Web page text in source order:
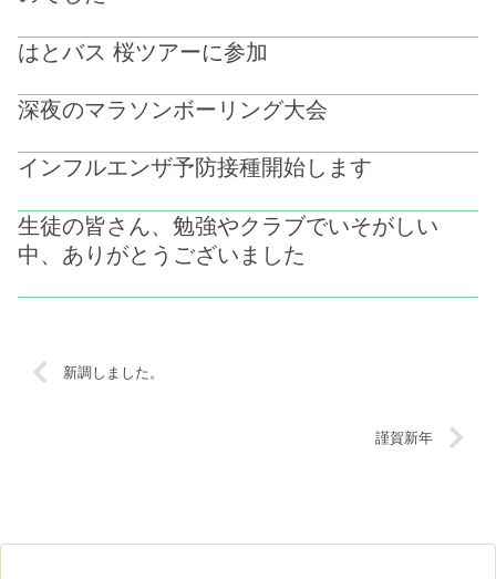
はとバス 桜ツアーに参加
深夜のマラソンボーリング大会
インフルエンザ予防接種開始します
生徒の皆さん、勉強やクラブでいそがしい
中、ありがとうございました
新調しました。
謹賀新年